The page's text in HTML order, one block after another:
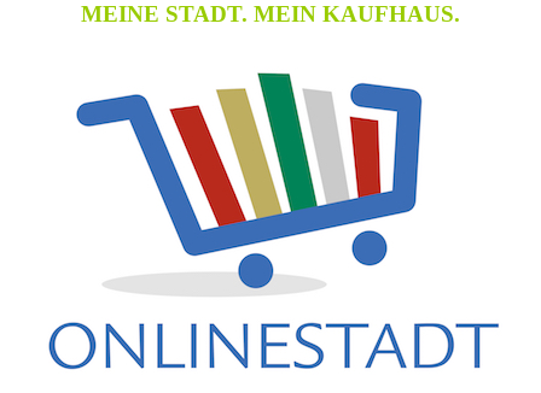
MEINE STADT. MEIN KAUFHAUS.